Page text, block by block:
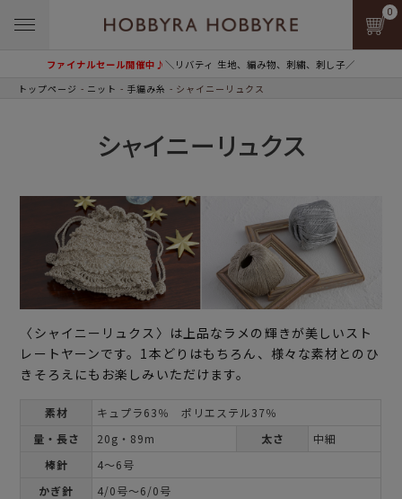
ファイナルセール開催中♪＼リバティ 生地、編み物、刺繍、刺し子／
0
トップページ ニット 手編み糸 シャイニーリュクス
シャイニーリュクス
〈シャイニーリュクス〉は上品なラメの輝きが美しいスト
レートヤーンです。1本どりはもちろん、様々な素材とのひ
きそろえにもお楽しみいただけます。
素材
キュプラ63％ ポリエステル37％
量・長さ
20g・89m 太さ
中細
棒針
4～6号
かぎ針
4/0号～6/0号